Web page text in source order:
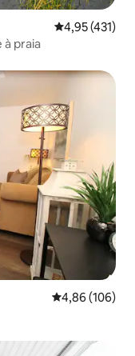
4,95 de uma
4,95 (431)
praia
4,86 de uma
4,86 (106)